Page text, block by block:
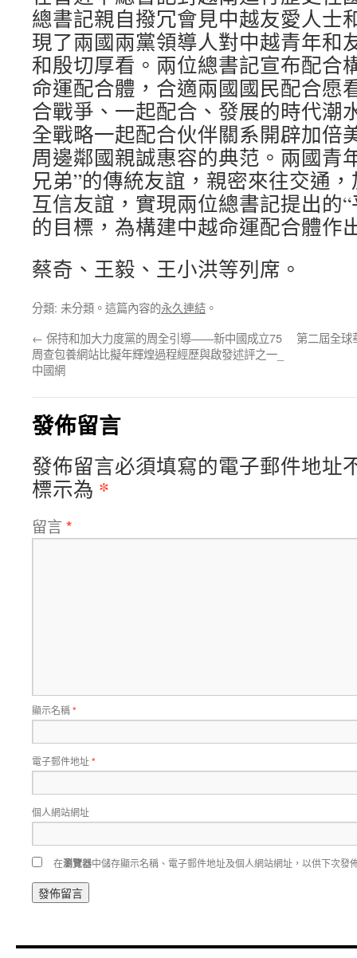
總書記親自撥冗會見中越友愛人士
現了兩國兩黨領導人對中越青年和
和殷切厚看。兩位總書記宣布配合
命運配合體，合適兩國國民配合愿
合戰爭、一起配合、發展的時代潮
全戰略一起配合伙伴關系開辟加倍
周邊鄰國親誠惠容的典范。兩國青
兄弟”的傳統友誼，親密來往交通
互信友誼，實現兩位總書記提出的
的目標，為構建中越命運配合體作
蔡奇、王毅、王小洪等列席。
分類: 未分類。這篇內容的永久連結 。
← 保持和加大力度黨的周全引導——新中國成立75
周查包養網站比擬年輝煌過程經歷與啟發述評之一_
中國網
第二屆全球
發佈留言
發佈留言必須填寫的電子郵件地址
標示為 *
留言 *
顯示名稱*
電子郵件地址*
個人網站網址
在瀏覽器中儲存顯示名稱、電子郵件地址及個人網站網址，以供下次發